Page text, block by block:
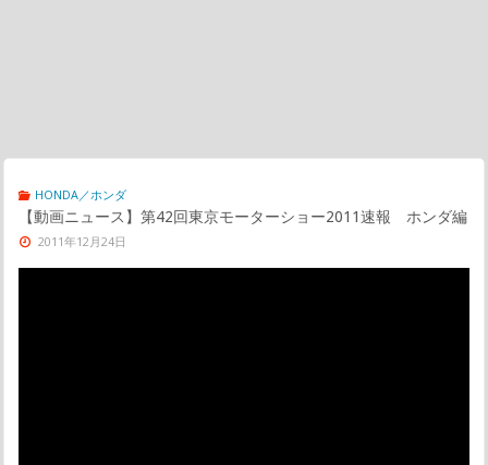
HONDA／ホンダ
【動画ニュース】第42回東京モーターショー2011速報 ホンダ編
2011年12月24日